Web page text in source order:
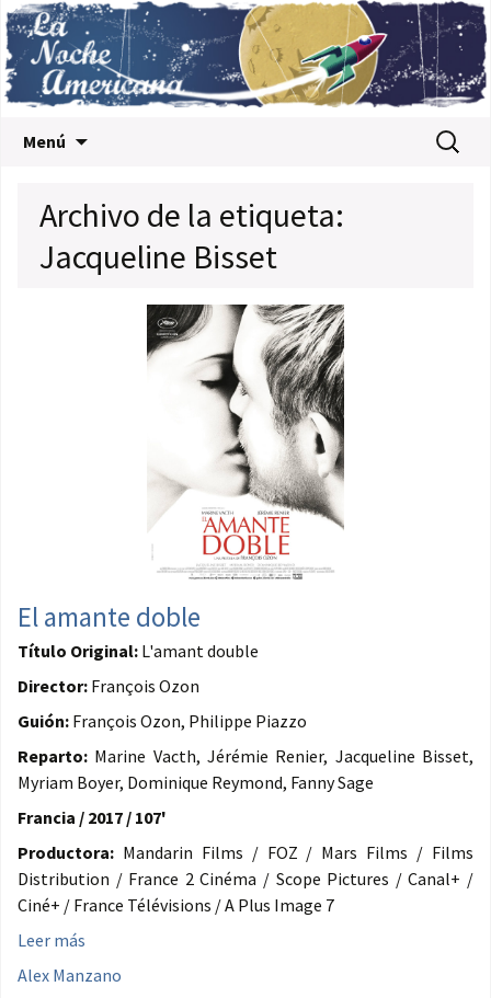
Menú Buscar:
Archivo de la etiqueta:
Jacqueline Bisset
El amante doble
Título Original: L'amant double
Director: François Ozon
Guión: François Ozon, Philippe Piazzo
Reparto: Marine Vacth, Jérémie Renier, Jacqueline Bisset,
Myriam Boyer, Dominique Reymond, Fanny Sage
Francia / 2017 / 107'
Productora: Mandarin Films / FOZ / Mars Films / Films
Distribution / France 2 Cinéma / Scope Pictures / Canal+ /
Ciné+ / France Télévisions / A Plus Image 7
Leer más
Alex Manzano